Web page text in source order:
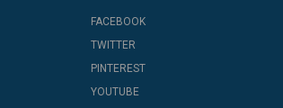
FACEBOOK
TWITTER
PINTEREST
YOUTUBE